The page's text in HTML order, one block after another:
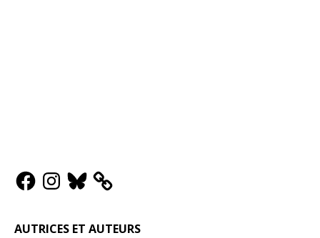
AUTRICES ET AUTEURS